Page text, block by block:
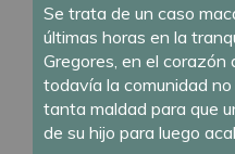
Se trata de un caso
últimas horas en la
Gregores, en el corazón
todavía la comunidad
tanta maldad para que
de su hijo para luego